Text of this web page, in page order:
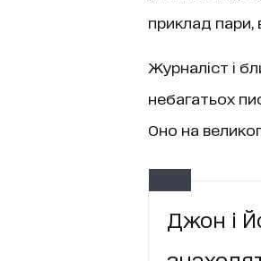
приклад пари,
Журналіст і
небагатьох
Оно на
Джон і